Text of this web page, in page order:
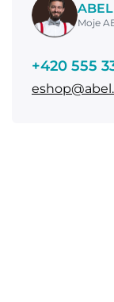
Moje
+420 555